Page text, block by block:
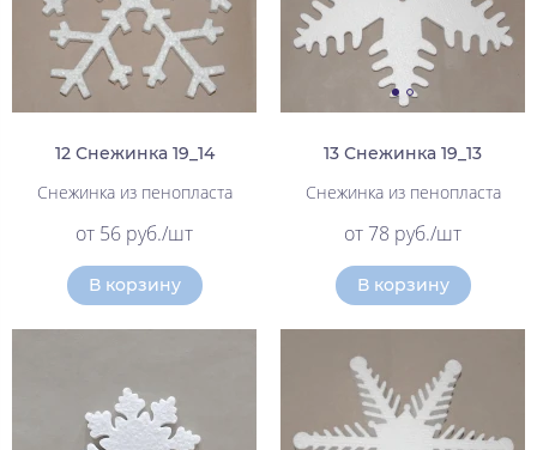
12 Снежинка 19_14
Снежинка из пенопласта
от 56 руб./шт
В корзину
13 Снежинка 19_13
Снежинка из пенопласта
от 78 руб./шт
В корзину